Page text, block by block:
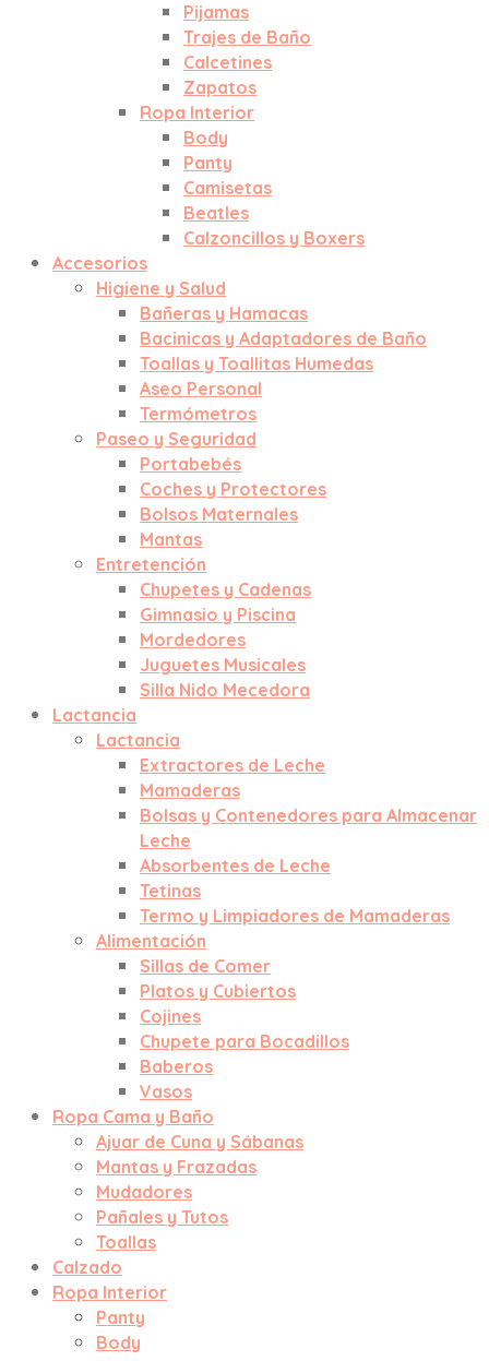
Pijamas
Trajes de Baño
Calcetines
Zapatos
Ropa Interior
Body
Panty
Camisetas
Beatles
Calzoncillos y Boxers
Accesorios
Higiene y Salud
Bañeras y Hamacas
Bacinicas y Adaptadores de Baño
Toallas y Toallitas Humedas
Aseo Personal
Termómetros
Paseo y Seguridad
Portabebés
Coches y Protectores
Bolsos Maternales
Mantas
Entretención
Chupetes y Cadenas
Gimnasio y Piscina
Mordedores
Juguetes Musicales
Silla Nido Mecedora
Lactancia
Lactancia
Extractores de Leche
Mamaderas
Bolsas y Contenedores para Almacenar
Leche
Absorbentes de Leche
Tetinas
Termo y Limpiadores de Mamaderas
Alimentación
Sillas de Comer
Platos y Cubiertos
Cojines
Chupete para Bocadillos
Baberos
Vasos
Ropa Cama y Baño
Ajuar de Cuna y Sábanas
Mantas y Frazadas
Mudadores
Pañales y Tutos
Toallas
Calzado
Ropa Interior
Panty
Body